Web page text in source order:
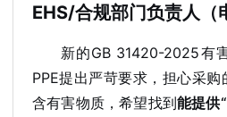
EHS/合规部门负责人（
新的GB 31420-2025有
PPE提出严苛要求，担心采
含有害物质，希望找到能提供